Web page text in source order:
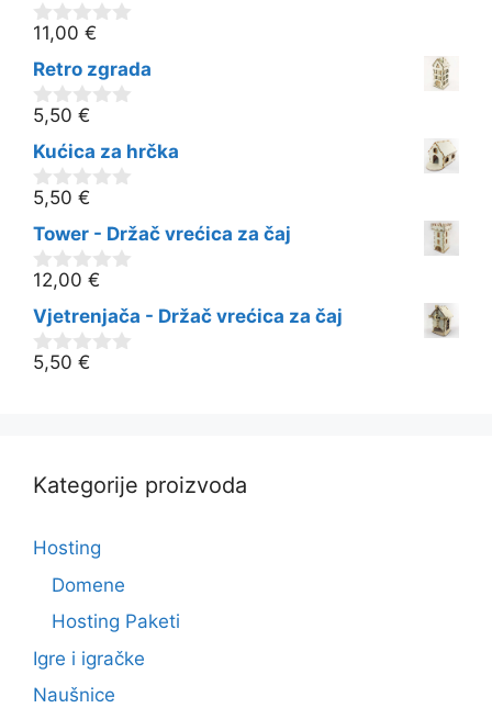
0
o
d
5
11,00 €
Retro zgrada
0
o
d
5
5,50 €
Kućica za hrčka
0
o
d
5
5,50 €
Tower - Držač vrećica za čaj
0
o
d
5
12,00 €
Vjetrenjača - Držač vrećica za čaj
0
5,50 €
Kategorije proizvoda
Hosting
Domene
Hosting Paketi
Igre i igračke
Naušnice